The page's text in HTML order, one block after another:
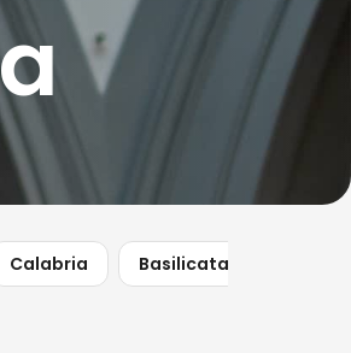
Calabria Basilicata